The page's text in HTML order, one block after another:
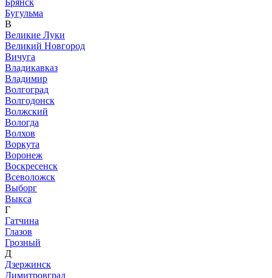
Бугульма
В
Великие Луки
Великий Новгород
Вичуга
Владикавказ
Владимир
Волгоград
Волгодонск
Волжский
Вологда
Волхов
Воркута
Воронеж
Воскресенск
Всеволожск
Выборг
Выкса
Г
Гатчина
Глазов
Грозный
Д
Дзержинск
Димитровград